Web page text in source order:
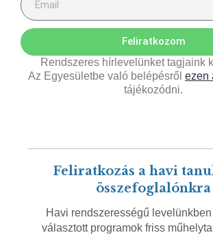
Feliratkozom
Rendszeres hírlevelünket tagjaink
Az Egyesületbe való belépésről ezen
tájékozódni.
Feliratkozás a havi
összefoglalónkra
Havi rendszerességű
választott programok friss